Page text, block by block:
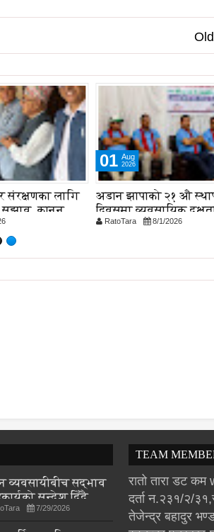
संरक्षणका लागि
सुझाव, कानुन
01 Aug
2026
अडान झापाको २१ औ
दिवसमा व्यवसायिक
विश्वसनीयता र
RatoTara 8/1/2026
व्यवसायीबीच सद्भाव
सन्देश दिँदै
फुटसल कप–२०८३’
7/29/2026
TEAM
रातो तारा डट
दर्ता न.२३१/२/
तेजेन्द्र बहादुर